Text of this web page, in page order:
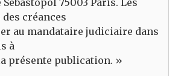
75003 Paris. Les
créances
au mandataire judiciaire dans
à
présente publication. »